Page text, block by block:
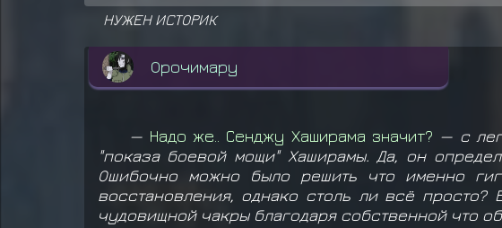
НУЖЕН ИСТОРИК
Орочимару
— Надо же.. Сенджу Хаширама значит? — с
"показа боевой мощи" Хаширамы. Да, он
Ошибочно можно было решить что именно
восстановления, однако столь ли всё
чудовищной чакры благодаря собственной что